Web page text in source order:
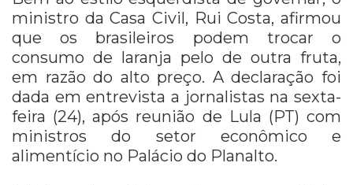
ministro da Casa Civil, Rui Costa, afirmou
que os brasileiros podem trocar o
consumo de laranja pelo de outra fruta,
em razão do alto preço. A declaração foi
dada em entrevista a jornalistas na sexta-
feira (24), após reunião de Lula (PT) com
ministros do setor econômico e
alimentício no Palácio do Planalto.